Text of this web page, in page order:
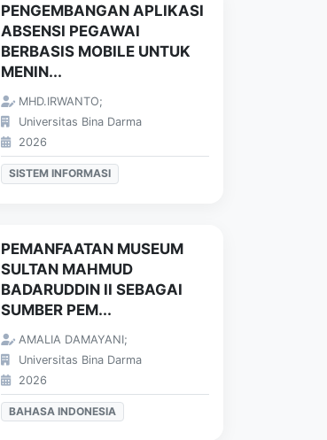
PENGEMBANGAN APLIKASI
ABSENSI PEGAWAI
BERBASIS MOBILE UNTUK
MENIN...
MHD.IRWANTO;
Universitas Bina Darma
2026
SISTEM INFORMASI
PEMANFAATAN MUSEUM
SULTAN MAHMUD
BADARUDDIN II SEBAGAI
SUMBER PEM...
AMALIA DAMAYANI;
Universitas Bina Darma
2026
BAHASA INDONESIA